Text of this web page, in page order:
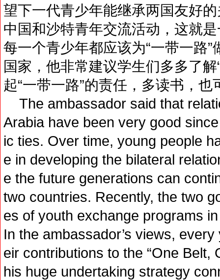
望下一代青少年能继承两国友好
中国和沙特青年交流活动，这就
每一个青少年都应该为“一带一路
国家，他非常建议学生们多多了
起“一带一路”的责任，多读书，
The ambassador said that
Arabia have been very good
ic ties. Over time, young people
e in developing the bilateral
e the future generations can
two countries. Recently, the two
es of youth exchange programs
In the ambassador’s views,
eir contributions to the “One Belt,
his huge undertaking strategy